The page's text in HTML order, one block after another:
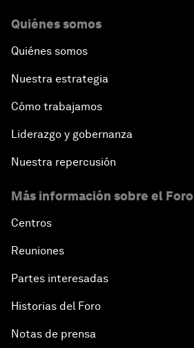
Quiénes somos
Quiénes somos
Nuestra estrategia
Cómo trabajamos
Liderazgo y gobernanza
Nuestra repercusión
Más información sobre el Foro
Centros
Reuniones
Partes interesadas
Historias del Foro
Notas de prensa